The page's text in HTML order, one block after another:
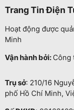
Trang Tin Điện
Hoạt động được
Minh
Vận hành bởi: Công
Trụ sở: 210/16
phố Hồ Chí Minh,